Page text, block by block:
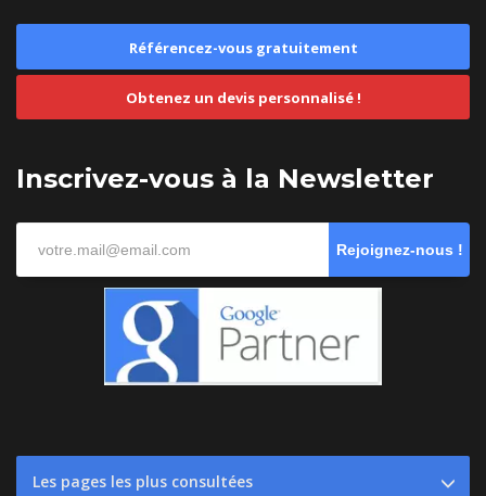
Référencez-vous gratuitement
Obtenez un devis personnalisé !
Inscrivez-vous à la Newsletter
Rejoignez-nous !
Les pages les plus consultées